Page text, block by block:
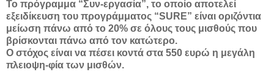
Το πρόγραμμα “Συν-εργασία”, το οποίο αποτελεί
εξειδίκευση του προγράμματος “SURE” είναι οριζόντια
μείωση πάνω από το 20% σε όλους τους μισθούς που
βρίσκονται πάνω από τον κατώτερο.
Ο στόχος είναι να πέσει κοντά στα 550 ευρώ η μεγάλη
πλειοψη-φία των μισθών.